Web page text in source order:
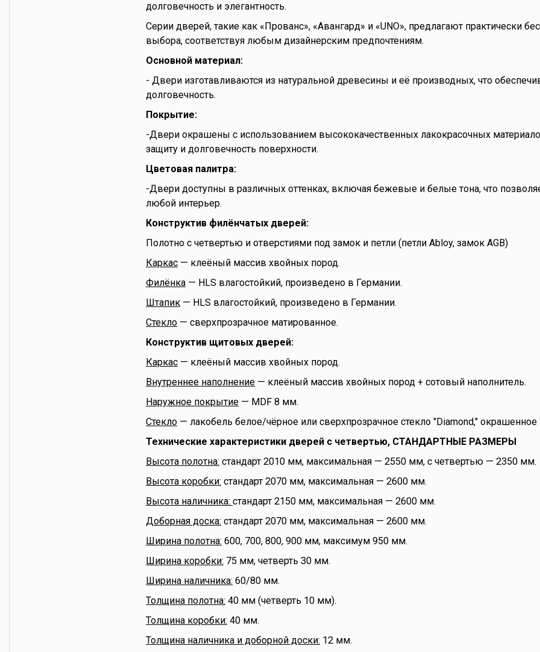
долговечность и элегантность.
Серии дверей, такие как «Прованс», «Авангард» и «UNO», предлагают практически
выбора, соответствуя любым дизайнерским предпочтениям.
Основной материал:
- Двери изготавливаются из натуральной древесины и её производных, что
долговечность.
Покрытие:
-Двери окрашены с использованием высококачественных лакокрасочных
защиту и долговечность поверхности.
Цветовая палитра:
-Двери доступны в различных оттенках, включая бежевые и белые тона, что
любой интерьер.
Конструктив филёнчатых дверей:
Полотно с четвертью и отверстиями под замок и петли (петли Abloy, замок AGB)
Каркас — клеёный массив хвойных пород.
Филёнка — HLS влагостойкий, произведено в Германии.
Штапик — HLS влагостойкий, произведено в Германии.
Стекло — сверхпрозрачное матированное.
Конструктив щитовых дверей:
Каркас — клеёный массив хвойных пород.
Внутреннее наполнение — клеёный массив хвойных пород + сотовый наполнитель.
Наружное покрытие — MDF 8 мм.
Стекло — лакобель белое/чёрное или сверхпрозрачное стекло "Diamond," окрашенное
Технические характеристики дверей с четвертью, СТАНДАРТНЫЕ РАЗМЕРЫ
Высота полотна: стандарт 2010 мм, максимальная — 2550 мм, с четвертью — 2350 мм.
Высота коробки: стандарт 2070 мм, максимальная — 2600 мм.
Высота наличника: стандарт 2150 мм, максимальная — 2600 мм.
Доборная доска: стандарт 2070 мм, максимальная — 2600 мм.
Ширина полотна: 600, 700, 800, 900 мм, максимум 950 мм.
Ширина коробки: 75 мм, четверть 30 мм.
Ширина наличника: 60/80 мм.
Толщина полотна: 40 мм (четверть 10 мм).
Толщина коробки: 40 мм.
Толщина наличника и доборной доски: 12 мм.